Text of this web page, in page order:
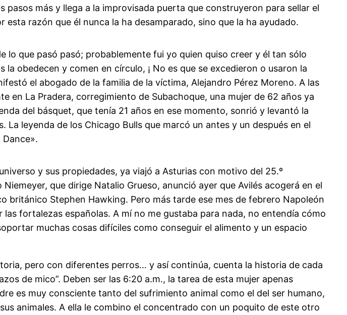
más y llega a la improvisada puerta que construyeron para sellar el
razón que él nunca la ha desamparado, sino que la ha ayudado.
lo que pasó pasó; probablemente fui yo quien quiso creer y él tan sólo
la obedecen y comen en círculo, ¡ No es que se excedieron o usaron la
el abogado de la familia de la víctima, Alejandro Pérez Moreno. A las
en La Pradera, corregimiento de Subachoque, una mujer de 62 años ya
del básquet, que tenía 21 años en ese momento, sonrió y levantó la
leyenda de los Chicago Bulls que marcó un antes y un después en el
y sus propiedades, ya viajó a Asturias con motivo del 25.º
que dirige Natalio Grueso, anunció ayer que Avilés acogerá en el
Stephen Hawking. Pero más tarde ese mes de febrero Napoleón
fortalezas españolas. A mí no me gustaba para nada, no entendía cómo
muchas cosas difíciles como conseguir el alimento y un espacio
pero con diferentes perros… y así continúa, cuenta la historia de cada
de mico”. Deben ser las 6:20 a.m., la tarea de esta mujer apenas
es muy consciente tanto del sufrimiento animal como el del ser humano,
animales. A ella le combino el concentrado con un poquito de este otro